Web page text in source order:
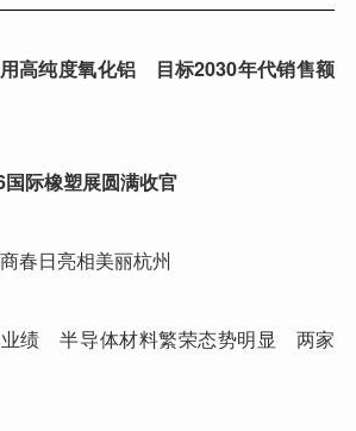
高纯度氧化铝 目标2030年代销售额
际橡塑展圆满收官
春日亮相美丽杭州
业绩 半导体材料繁荣态势明显 两家